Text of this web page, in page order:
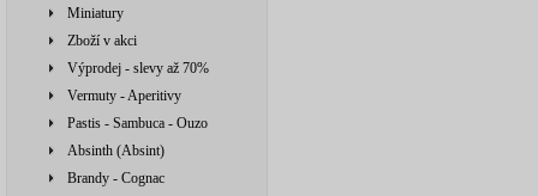
Miniatury
Zboží v akci
Výprodej - slevy až 70%
Vermuty - Aperitivy
Pastis - Sambuca - Ouzo
Absinth (Absint)
Brandy - Cognac